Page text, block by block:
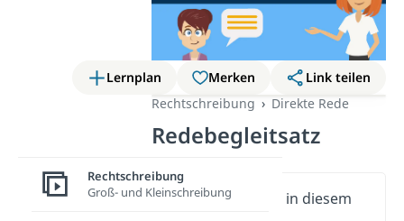
Lernplan Merken
Link teilen
Rechtschreibung
Direkte Rede
Redebegleitsatz
Wichtige Inhalte in diesem
Rechtschreibung
Groß- und Kleinschreibung